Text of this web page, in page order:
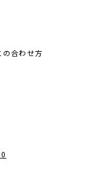
の合わせ方